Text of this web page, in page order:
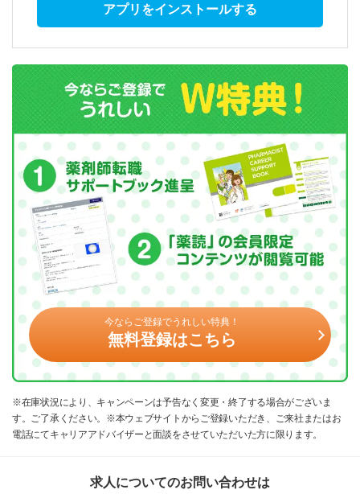
アプリをインストールする
今ならご登録でうれしい特典！
無料登録はこちら
※在庫状況により、キャンペーンは予告なく変更・終了する場合がございま
す。ご了承ください。※本ウェブサイトからご登録いただき、ご来社またはお
電話にてキャリアアドバイザーと面談をさせていただいた方に限ります。
求人についてのお問い合わせは